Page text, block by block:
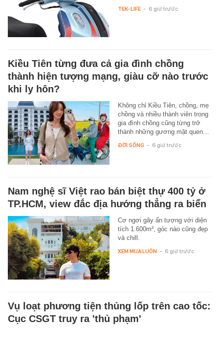
TEK-LIFE - 6 giờ trước
Kiều Tiên từng đưa cả gia đình chồng
thành hiện tượng mạng, giàu cỡ nào trước
khi ly hôn?
Không chỉ Kiều Tiên, chồng, mẹ
chồng và nhiều thành viên trong
gia đình chồng cũng từng trở
thành những gương mặt quen…
ĐỜI SỐNG - 6 giờ trước
Nam nghệ sĩ Việt rao bán biệt thự 400 tỷ ở
TP.HCM, view đắc địa hướng thẳng ra biển
Cơ ngơi gây ấn tượng với diện
tích 1.600m², góc nào cũng đẹp
và chill.
XEM MUA LUÔN - 6 giờ trước
Vụ loạt phương tiện thủng lốp trên cao tốc:
Cục CSGT truy ra 'thủ phạm'